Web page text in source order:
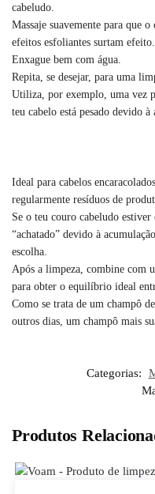
cabeludo.
Massaje suavemente para que
efeitos esfoliantes surtam efeito.
Enxague bem com água.
Repita, se desejar, para uma
Utiliza, por exemplo, uma vez
teu cabelo está pesado devido à
Ideal para cabelos
regularmente resíduos de
Se o teu couro cabeludo
“achatado” devido à
escolha.
Após a limpeza, combine com
para obter o equilíbrio ideal
Como se trata de um champô
outros dias, um champô mais
Categorias:
Produtos